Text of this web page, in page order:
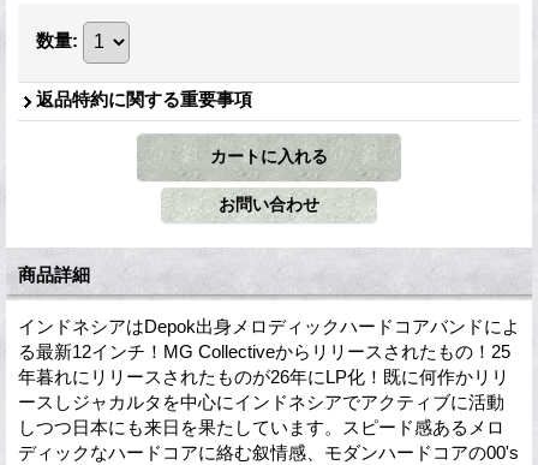
数量:
返品特約に関する重要事項
商品詳細
インドネシアはDepok出身メロディックハードコアバンドによ
る最新12インチ！MG Collectiveからリリースされたもの！25
年暮れにリリースされたものが26年にLP化！既に何作かリリ
ースしジャカルタを中心にインドネシアでアクティブに活動
しつつ日本にも来日を果たしています。スピード感あるメロ
ディックなハードコアに絡む叙情感、モダンハードコアの00's